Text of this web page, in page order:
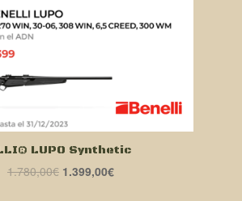
LUPO Synthetic
1.780,00€ El
1.399,00€El